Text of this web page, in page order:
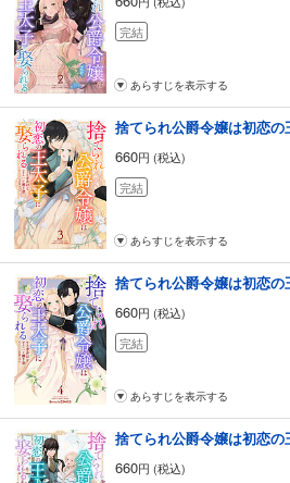
完結
あらすじを表示する
捨てられ公爵令嬢は初恋
660円 (税込)
完結
あらすじを表示する
捨てられ公爵令嬢は初恋
660円 (税込)
完結
あらすじを表示する
捨てられ公爵令嬢は初恋
660円 (税込)